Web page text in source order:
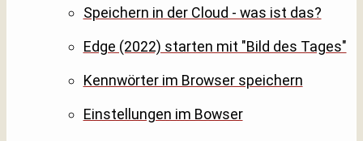
Speichern in der Cloud - was ist das?
Edge (2022) starten mit "Bild des Tages"
Kennwörter im Browser speichern
Einstellungen im Bowser